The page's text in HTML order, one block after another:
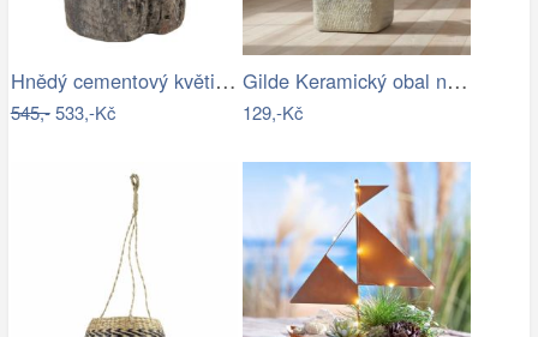
Hnědý cementový květináč kmen stromu s…
545,-533,-Kč
Gilde Keramický obal na květináč Košík
129,-Kč